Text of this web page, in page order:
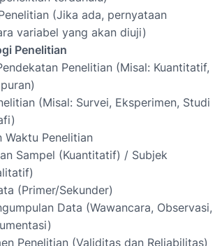
(Jika ada, pernyataan
variabel yang akan diuji)
Penelitian
Penelitian (Misal: Kuantitatif,
(Misal: Survei, Eksperimen, Studi
Waktu Penelitian
Sampel (Kuantitatif) / Subjek
(Primer/Sekunder)
Data (Wawancara, Observasi,
Penelitian (Validitas dan Reliabilitas)